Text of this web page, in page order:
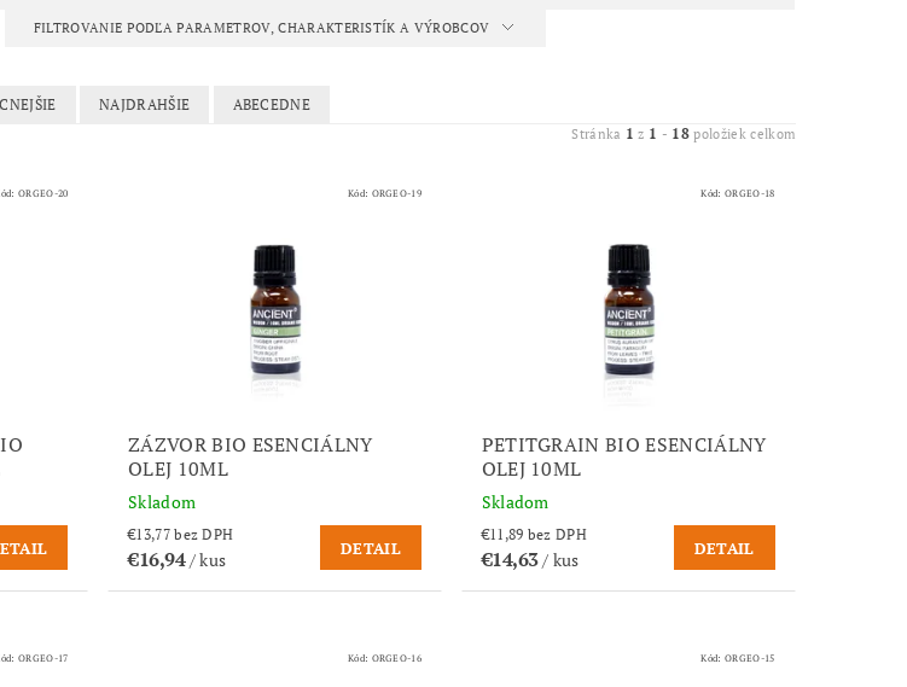
FILTROVANIE PODĽA PARAMETROV, CHARAKTERISTÍK A VÝROBCOV
NAJDRAHŠIE ABECEDNE
Stránka 1 z 1 - 18 položiek celkom
ORGEO-20 Kód: ORGEO-19
ZÁZVOR BIO ESENCIÁLNY
OLEJ 10ML
Skladom
€13,77 bez DPH
€16,94/ kus
DETAIL
Kód:ORGEO-18
PETITGRAIN BIO ESENCIÁLNY
OLEJ 10ML
Skladom
€11,89 bez DPH
€14,63/ kus
DETAIL
ORGEO-17 Kód: ORGEO-16 Kód:ORGEO-15